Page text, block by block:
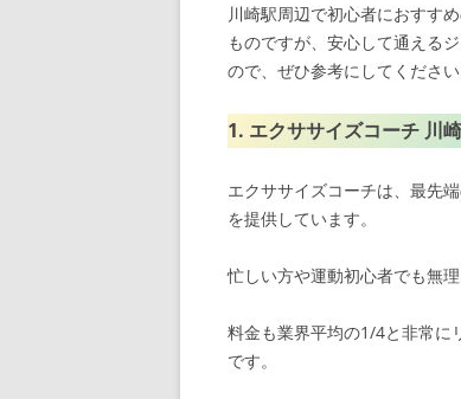
川崎駅周辺で初心者におすす
ものですが、安心して通える
ので、ぜひ参考にしてください
1. エクササイズコーチ 川
エクササイズコーチは、最先
を提供しています。
忙しい方や運動初心者でも無
料金も業界平均の1/4と非常に
です。